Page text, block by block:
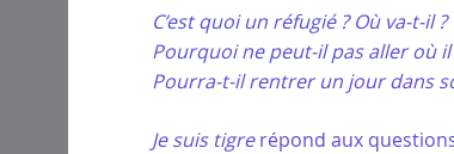
C’est quoi un réfugié ? Où va-t-il ?
Pourquoi ne peut-il pas aller où il
Pourra-t-il rentrer un jour dans
Je suis tigrerépond aux